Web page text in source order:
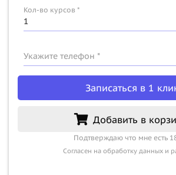
Кол-во курсов *
Укажите телефон *
Записаться в 1
Добавить в
Подтверждаю что мне есть
Согласен на обработку данных и